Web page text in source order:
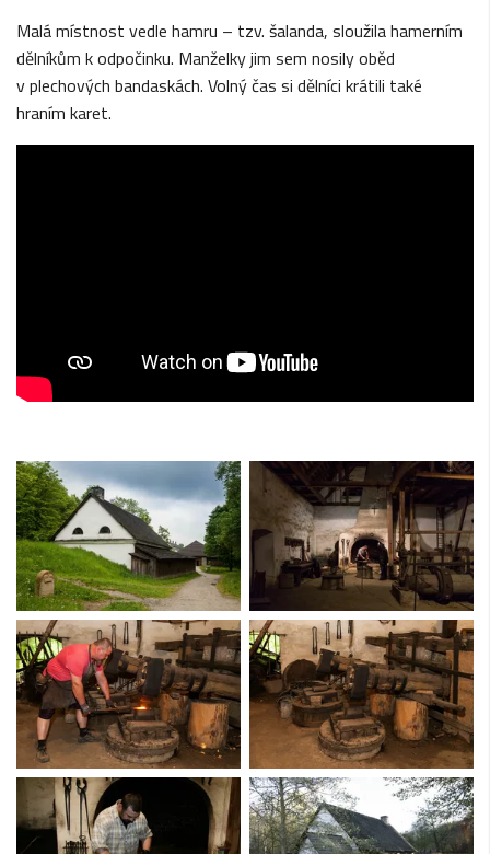
Malá místnost vedle hamru – tzv. šalanda, sloužila hamerním
dělníkům k odpočinku. Manželky jim sem nosily oběd
v plechových bandaskách. Volný čas si dělníci krátili také
hraním karet.